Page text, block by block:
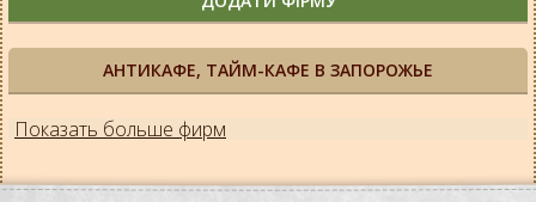
АНТИКАФЕ, ТАЙМ-КАФЕ В ЗАПОРОЖЬЕ
Показать больше фирм